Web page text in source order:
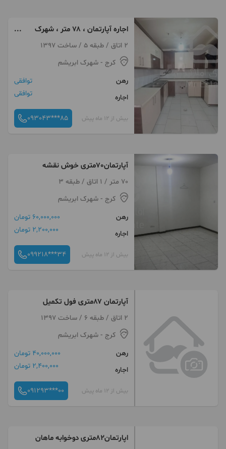
اجاره آپارتمان ، ۷۸ متر ، شهرک
ابریشم
2 اتاق / طبقه 5 / ساخت 1397
کرج - شهرک ابریشم
رهن
توافقی
اجاره
توافقی
بیش از 12 ماه پیش 093043***85
آپارتمان70متری خوش نقشه
70 متر / 1 اتاق / طبقه 3
کرج - شهرک ابریشم
رهن
60,000,000 تومان
اجاره
2,200,000 تومان
بیش از 12 ماه پیش 099218***34
آپارتمان ۸۷متری فول تکمیل
2 اتاق / طبقه 6 / ساخت 1397
کرج - شهرک ابریشم
رهن
40,000,000 تومان
اجاره
2,400,000 تومان
بیش از 12 ماه پیش 091293***00
اپارتمان82متری دوخوابه ماهان